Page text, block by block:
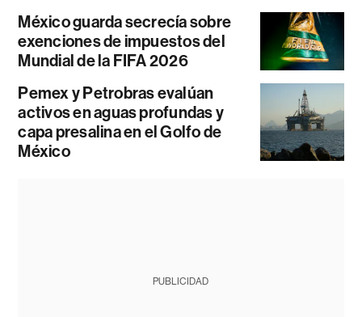
México guarda secrecía sobre
exenciones de impuestos del
Mundial de la FIFA 2026
Pemex y Petrobras evalúan
activos en aguas profundas y
capa presalina en el Golfo de
México
PUBLICIDAD